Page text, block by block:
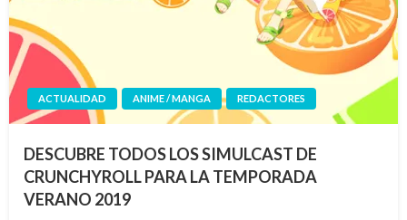
ACTUALIDAD ANIME / MANGA REDACTORES
DESCUBRE TODOS LOS SIMULCAST DE
CRUNCHYROLL PARA LA TEMPORADA
VERANO 2019